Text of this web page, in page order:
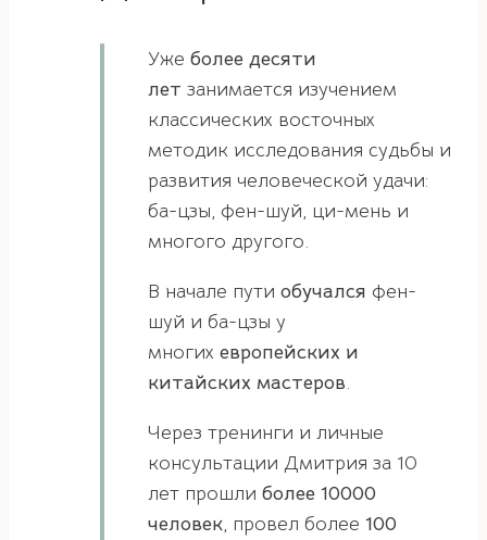
Уже более десяти
лет занимается изучением
классических восточных
методик исследования судьбы и
развития человеческой удачи:
ба-цзы, фен-шуй, ци-мень и
многого другого.
В начале пути обучался фен-
шуй и ба-цзы у
многих европейских и
китайских мастеров.
Через тренинги и личные
консультации Дмитрия за 10
лет прошли более 10000
человек, провел более 100